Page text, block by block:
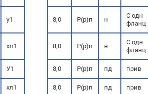
у1 8,0 Р(р)п н
С одн
фланц
хл1 8,0 Р(р)п н
С одн
фланц
У1 8,0 Р(р)п пд прив
хл1 8,0 Р(р)п пд прив